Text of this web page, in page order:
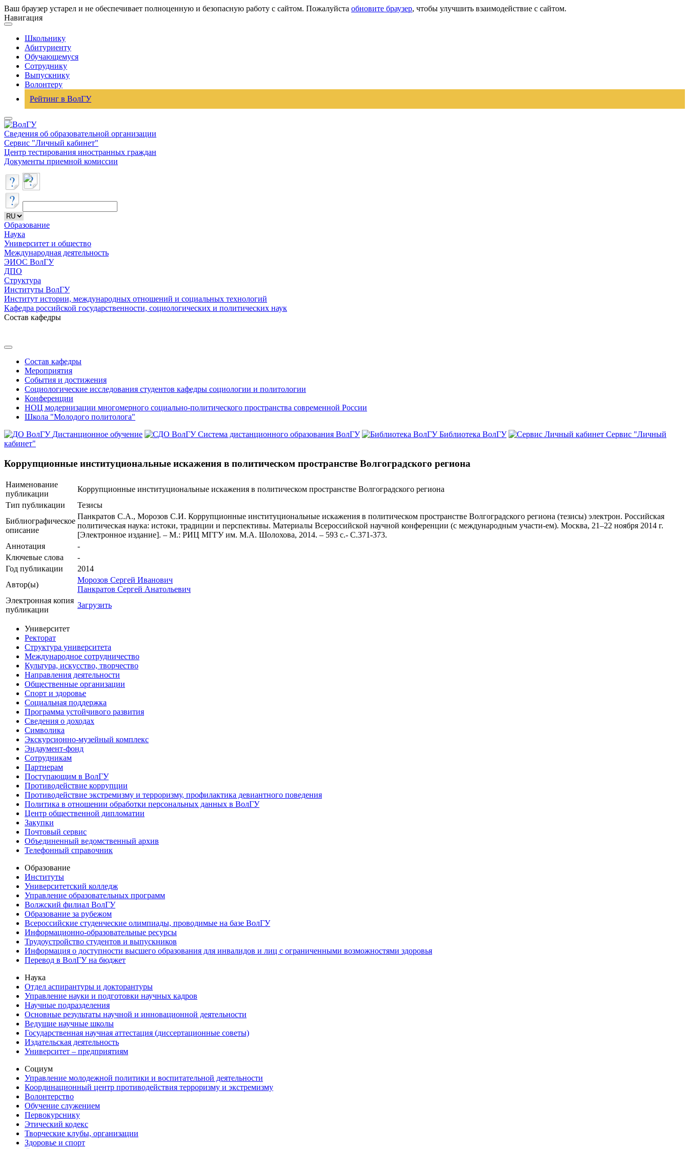
Ваш браузер устарел и не обеспечивает полноценную и безопасную работу с сайтом. Пожалуйста обновите браузер, чтобы улучшить взаимодействие с сайтом.
Навигация
Школьнику
Абитуриенту
Обучающемуся
Сотруднику
Выпускнику
Волонтеру
Рейтинг в ВолГУ
Сведения об образовательной организации
Сервис "Личный кабинет"
Центр тестирования иностранных граждан
Документы приемной комиссии
Образование
Наука
Университет и общество
Международная деятельность
ЭИОС ВолГУ
ДПО
Структура
Институты ВолГУ
Институт истории, международных отношений и социальных технологий
Кафедра российской государственности, социологических и политических наук
Состав кафедры
Состав кафедры
Мероприятия
События и достижения
Социологические исследования студентов кафедры социологии и политологии
Конференции
НОЦ модернизации многомерного социально-политического пространства современной России
Школа "Молодого политолога"
Дистанционное обучение
Система дистанционного образования ВолГУ Библиотека ВолГУ
Сервис "Личный
кабинет"
Коррупционные институциональные искажения в политическом пространстве Волгоградского региона
Наименование
публикации
Коррупционные институциональные искажения в политическом пространстве Волгоградского региона
Тип публикации
Тезисы
Библиографическое
описание
Панкратов С.А., Морозов С.И. Коррупционные институциональные искажения в политическом пространстве Волгоградского региона (тезисы) электрон. Российская
политическая наука: истоки, традиции и перспективы. Материалы Всероссийской научной конференции (с международным участи-ем). Москва, 21–22 ноября 2014 г.
[Электронное издание]. – М.: РИЦ МГГУ им. М.А. Шолохова, 2014. – 593 с.- С.371-373.
Аннотация
-
Ключевые cлова
-
Год публикации
2014
Автор(ы)
Морозов Сергей Иванович
Панкратов Сергей Анатольевич
Электронная копия
публикации
Загрузить
Университет
Ректорат
Структура университета
Международное сотрудничество
Культура, искусство, творчество
Направления деятельности
Общественные организации
Спорт и здоровье
Социальная поддержка
Программа устойчивого развития
Сведения о доходах
Символика
Экскурсионно-музейный комплекс
Эндаумент-фонд
Сотрудникам
Партнерам
Поступающим в ВолГУ
Противодействие коррупции
Противодействие экстремизму и терроризму, профилактика девиантного поведения
Политика в отношении обработки персональных данных в ВолГУ
Центр общественной дипломатии
Закупки
Почтовый сервис
Объединенный ведомственный архив
Телефонный справочник
Образование
Институты
Университетский колледж
Управление образовательных программ
Волжский филиал ВолГУ
Образование за рубежом
Всероссийские студенческие олимпиады, проводимые на базе ВолГУ
Информационно-образовательные ресурсы
Трудоустройство студентов и выпускников
Информация о доступности высшего образования для инвалидов и лиц с ограниченными возможностями здоровья
Перевод в ВолГУ на бюджет
Наука
Отдел аспирантуры и докторантуры
Управление науки и подготовки научных кадров
Научные подразделения
Основные результаты научной и инновационной деятельности
Ведущие научные школы
Государственная научная аттестация (диссертационные советы)
Издательская деятельность
Университет – предприятиям
Социум
Управление молодежной политики и воспитательной деятельности
Координационный центр противодействия терроризму и экстремизму
Волонтерство
Обучение служением
Первокурснику
Этический кодекс
Творческие клубы, организации
Здоровье и спорт